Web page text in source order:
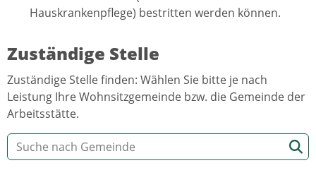
Hauskrankenpflege) bestritten werden können.
Zuständige Stelle
Zuständige Stelle finden: Wählen Sie bitte je nach
Leistung Ihre Wohnsitzgemeinde bzw. die Gemeinde der
Arbeitsstätte.